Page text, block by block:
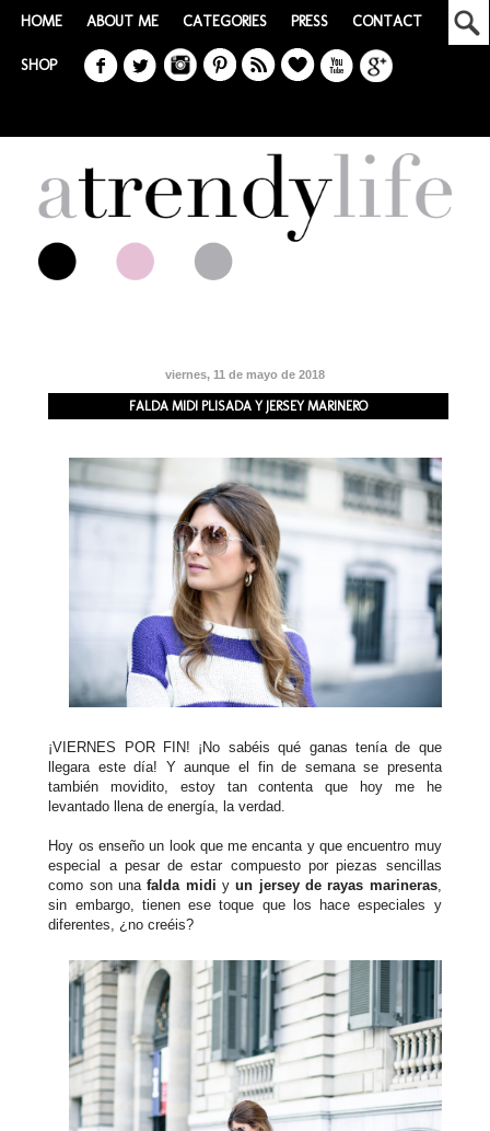
HOME ABOUT ME CATEGORIES PRESS CONTACT
SHOP
viernes, 11 de mayo de 2018
FALDA MIDI PLISADA Y JERSEY MARINERO
¡VIERNES POR FIN! ¡No sabéis qué ganas tenía de que
llegara este día! Y aunque el fin de semana se presenta
también movidito, estoy tan contenta que hoy me he
levantado llena de energía, la verdad.
Hoy os enseño un look que me encanta y que encuentro muy
especial a pesar de estar compuesto por piezas sencillas
como son unafalda midi yun jersey de rayas marineras,
sin embargo, tienen ese toque que los hace especiales y
diferentes, ¿no creéis?